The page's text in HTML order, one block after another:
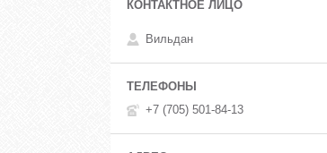
Вильдан
+7 (705) 501-84-13